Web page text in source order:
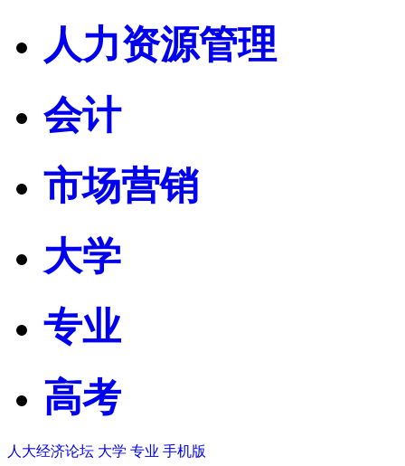
人力资源管理
会计
市场营销
大学
专业
高考
人大经济论坛 大学 专业 手机版